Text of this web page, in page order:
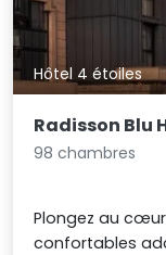
Hôtel 4 étoiles
Radisson Blu
98 chambres
Plongez au
confortables